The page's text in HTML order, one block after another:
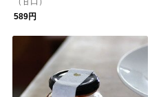
589円